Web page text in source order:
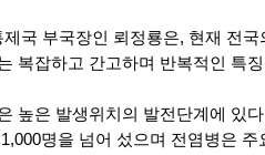
국 부국장인 뢰정룡은, 현재 전
복잡하고 간고하며 반복적인 특
높은 발생위치의 발전단계에 있
명을 넘어 섰으며 전염병은